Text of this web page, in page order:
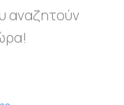
αναζητούν